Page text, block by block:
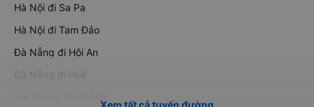
Hà Nội đi Sa Pa
Hà Nội đi Tam Đảo
Đà Nẵng đi Hội An
Đà Nẵng đi Huế
Xem tất cả tuyến đường